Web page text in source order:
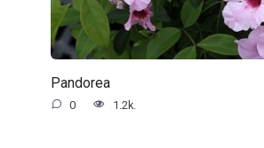
Pandorea
0 1.2k.